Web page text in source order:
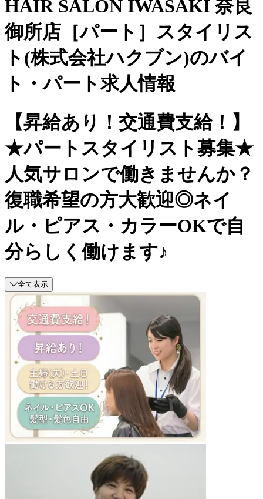
HAIR SALON IWASAKI 奈良
御所店［パート］スタイリス
ト(株式会社ハクブン)のバイ
ト・パート求人情報
【昇給あり！交通費支給！】
★パートスタイリスト募集★
人気サロンで働きませんか？
復職希望の方大歓迎◎ネイ
ル・ピアス・カラーOKで自
分らしく働けます♪
全て表示